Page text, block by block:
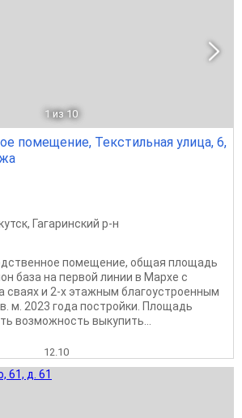
1 из 10
помещение, Текстильная улица, 6,
, Гагаринский р-н
помещение, общая площадь
база на первой линии в Мархе с
сваях и 2-х этажным благоустроенным
м. 2023 года постройки. Площадь
возможность выкупить...
12.10